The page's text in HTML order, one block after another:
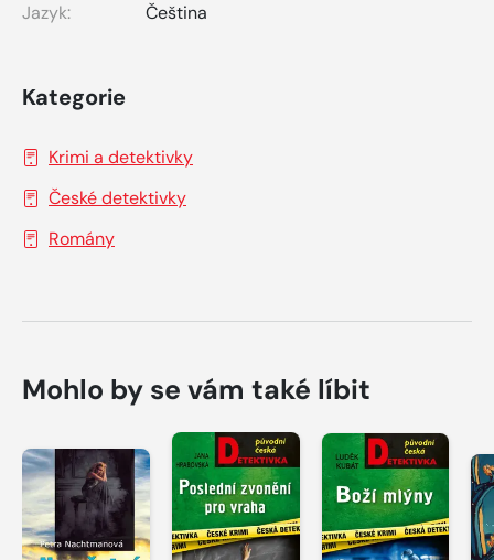
Jazyk:
Čeština
Kategorie
Krimi a detektivky
České detektivky
Romány
Mohlo by se vám také líbit